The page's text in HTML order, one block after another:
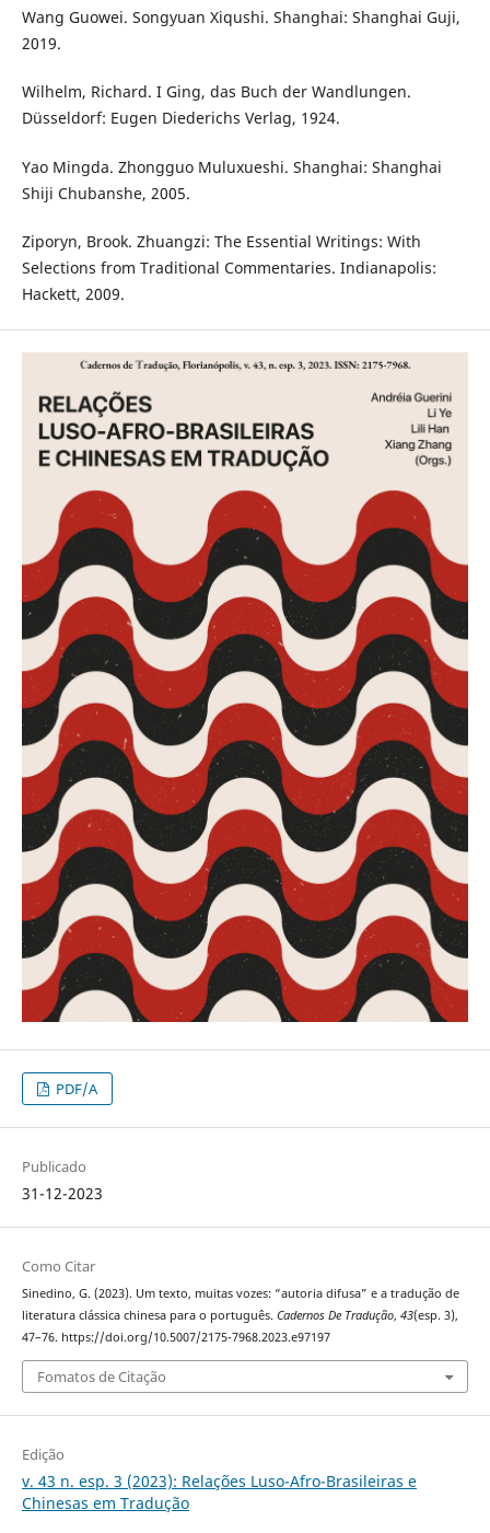
Wang Guowei. Songyuan Xiqushi. Shanghai: Shanghai Guji,
2019.
Wilhelm, Richard. I Ging, das Buch der Wandlungen.
Düsseldorf: Eugen Diederichs Verlag, 1924.
Yao Mingda. Zhongguo Muluxueshi. Shanghai: Shanghai
Shiji Chubanshe, 2005.
Ziporyn, Brook. Zhuangzi: The Essential Writings: With
Selections from Traditional Commentaries. Indianapolis:
Hackett, 2009.
PDF/A
Publicado
31-12-2023
Como Citar
Sinedino, G. (2023). Um texto, muitas vozes: “autoria difusa” e a tradução de
literatura clássica chinesa para o português. Cadernos De Tradução, 43(esp. 3),
47–76. https://doi.org/10.5007/2175-7968.2023.e97197
Fomatos de Citação
Edição
v. 43 n. esp. 3 (2023): Relações Luso-Afro-Brasileiras e
Chinesas em Tradução